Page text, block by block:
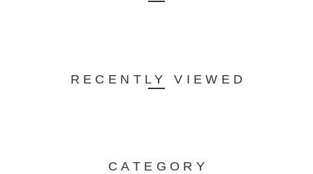
RECENTLY VIEWED
CATEGORY